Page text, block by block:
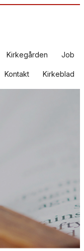
Kirkegården Job
Kontakt Kirkeblad